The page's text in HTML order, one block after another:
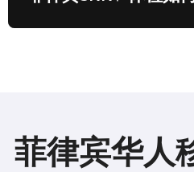
菲律宾华人